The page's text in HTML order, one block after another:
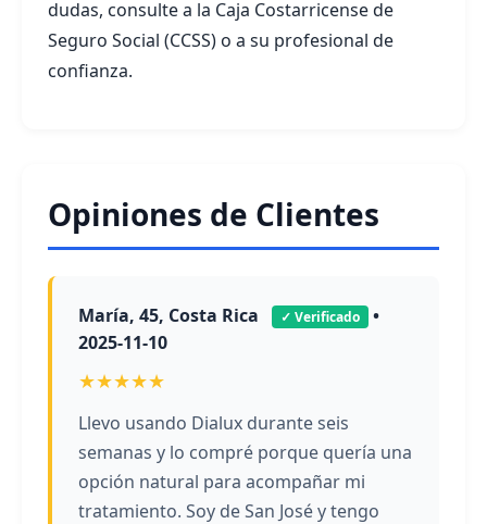
dudas, consulte a la Caja Costarricense de
Seguro Social (CCSS) o a su profesional de
confianza.
Opiniones de Clientes
María, 45, Costa Rica ✓ Verificado
•
2025-11-10
★★★★★
Llevo usando Dialux durante seis
semanas y lo compré porque quería una
opción natural para acompañar mi
tratamiento. Soy de San José y tengo